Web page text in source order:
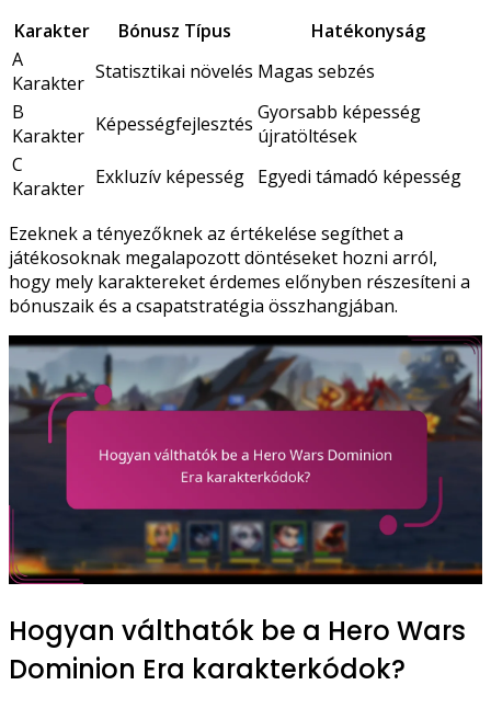
Karakter
Bónusz Típus
Hatékonyság
A
Karakter Statisztikai növelés Magas sebzés
B
Karakter Képességfejlesztés Gyorsabb képesség
újratöltések
C
Karakter Exkluzív képesség Egyedi támadó képesség
Ezeknek a tényezőknek az értékelése segíthet a
játékosoknak megalapozott döntéseket hozni arról,
hogy mely karaktereket érdemes előnyben részesíteni a
bónuszaik és a csapatstratégia összhangjában.
Hogyan válthatók be a Hero Wars
Dominion Era karakterkódok?